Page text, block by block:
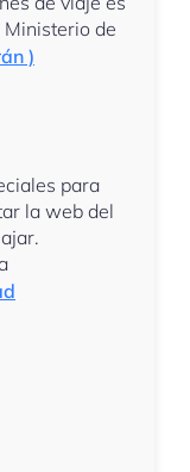
de
)
para
la web del